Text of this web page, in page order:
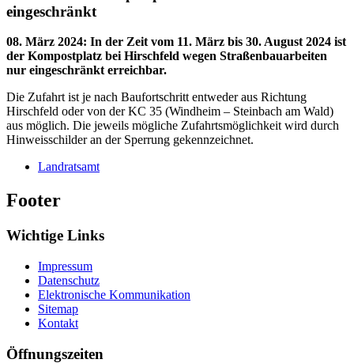
eingeschränkt
08. März 2024: In der Zeit vom 11. März bis 30. August 2024 ist
der Kompostplatz bei Hirschfeld wegen Straßenbauarbeiten
nur eingeschränkt erreichbar.
Die Zufahrt ist je nach Baufortschritt entweder aus Richtung
Hirschfeld oder von der KC 35 (Windheim – Steinbach am Wald)
aus möglich. Die jeweils mögliche Zufahrtsmöglichkeit wird durch
Hinweisschilder an der Sperrung gekennzeichnet.
Landratsamt
Footer
Wichtige Links
Impressum
Datenschutz
Elektronische Kommunikation
Sitemap
Kontakt
Öffnungszeiten